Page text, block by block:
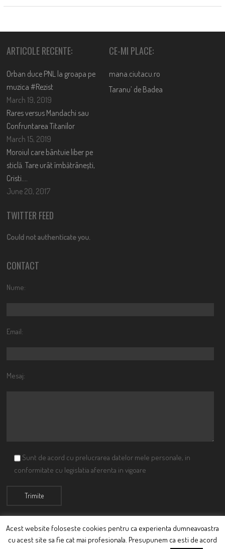
ARTICOLE RECENTE:
Orban duce PNL la groapa pe
muzica #Rezist
March 19, 2019
Rares versus Mandachi sau
Confruntarea Titanilor
March 15, 2019
Moroiul care bântuie liber pe
sticlă. Tare urât îmbătrânești,
Cristi….
June 20, 2017
CE-MI PLACE:
mana.ciutacu.ro
Taranu’ de Badea
TWITTER FEED
Could not authenticate you.
CONTACT
Nume:
Email:
Mesaj:
Sunt de acord cu prelucrarea datelor mele personale, in
conformitate cu legislatia aferenta in vigoare
© Ciutacu 2015 Parte a Imperiului Ciutacesc.
Acest website foloseste cookies pentru ca experienta dumneavoastra
cu acest site sa fie cat mai profesionala. Presupunem ca esti de acord